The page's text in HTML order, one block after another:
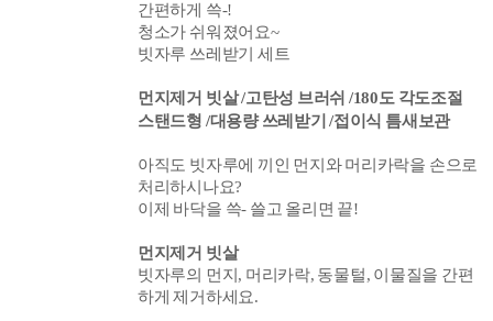
간편하게 쓱-!
청소가 쉬워졌어요~
빗자루 쓰레받기
세트
먼지제거 빗살 /고탄성 브러쉬 /180도 각도조절
스탠드형 /대용량 쓰레받기 /접이식 틈새 보관
아직도 빗자루에 끼인 먼지와 머리카락을 손으로
처리하시나요?
이제 바닥을 쓱- 쓸고 올리면 끝!
먼지제거 빗살
빗자루의 먼지, 머리카락, 동물털, 이물질을 간편
하게 제거하세요.